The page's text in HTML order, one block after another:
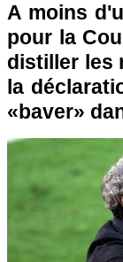
A moins
pour la
distiller les
la
«baver»